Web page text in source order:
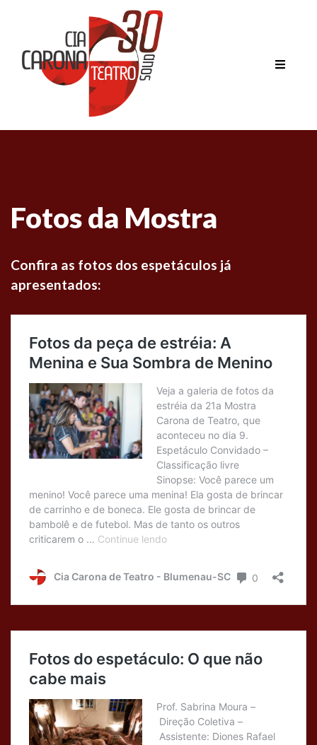
Fotos da Mostra
Confira as fotos dos espetáculos já
apresentados: